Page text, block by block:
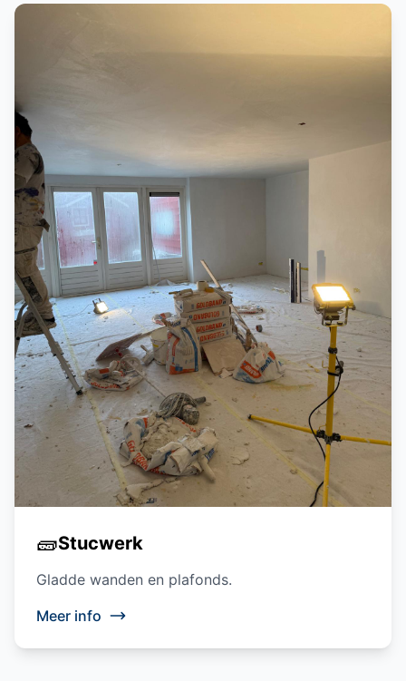
🧱Stucwerk
Gladde wanden en plafonds.
Meer info